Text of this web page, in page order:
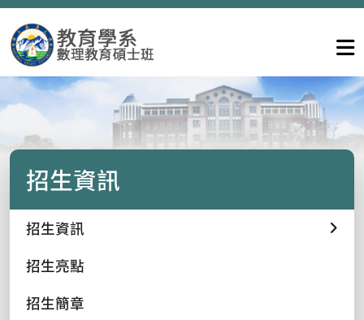
招生資訊
招生資訊
招生亮點
招生簡章